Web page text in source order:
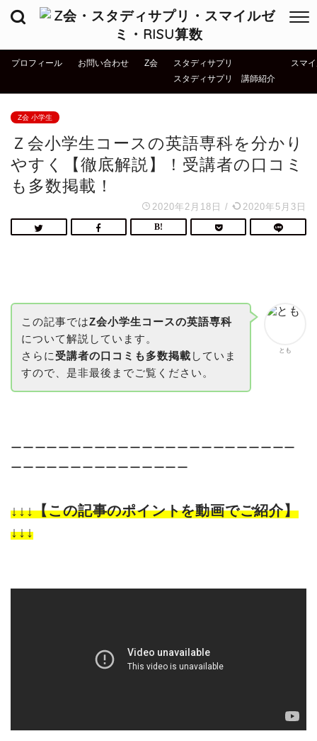
プロフィール お問い合わせ Z会
スタディサプリ
スタディサプリ 講師紹介
スマ
Z会 小学生
Ｚ会小学生コースの英語専科を分かり
やすく【徹底解説】！受講者の口コミ
も多数掲載！
2020年2月18日 / 2020年5月3日
とも
この記事ではZ会小学生コースの英語専科
について解説しています。
さらに 受講者の口コミも多数掲載 していま
すので、是非最後までご覧ください。
ーーーーーーーーーーーーーーーーーーーーーーーー
ーーーーーーーーーーーーーーー
↓↓↓【この記事のポイントを動画でご紹介】
↓↓↓